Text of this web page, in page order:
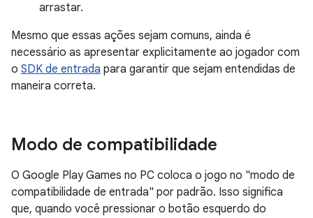
arrastar.
Mesmo que essas ações sejam comuns, ainda é
necessário as apresentar explicitamente ao jogador com
o SDK de entrada para garantir que sejam entendidas de
maneira correta.
Modo de compatibilidade
O Google Play Games no PC coloca o jogo no "modo de
compatibilidade de entrada" por padrão. Isso significa
que, quando você pressionar o botão esquerdo do